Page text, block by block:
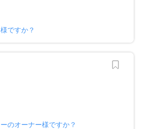
ですか？
のオーナー様ですか？